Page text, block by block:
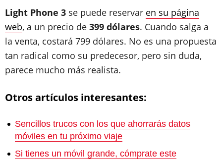
Light Phone 3 se puede reservar en su página
web, a un precio de 399 dólares. Cuando salga a
la venta, costará 799 dólares. No es una propuesta
tan radical como su predecesor, pero sin duda,
parece mucho más realista.
Otros artículos interesantes:
Sencillos trucos con los que ahorrarás datos
móviles en tu próximo viaje
Si tienes un móvil grande, cómprate este